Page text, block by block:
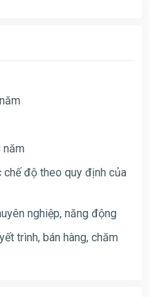
năm
độ theo quy định của
nghiệp, năng động
trình, bán hàng, chăm